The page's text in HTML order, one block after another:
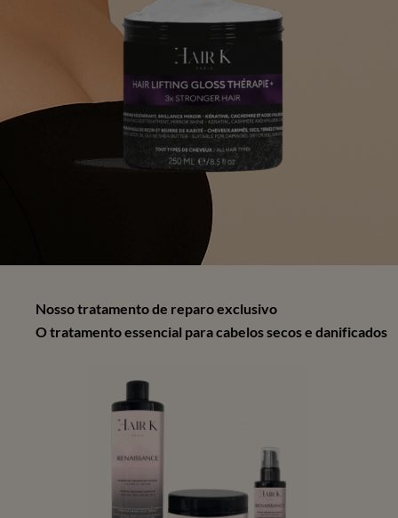
Nosso tratamento de reparo exclusivo
O tratamento essencial para cabelos secos e danificados